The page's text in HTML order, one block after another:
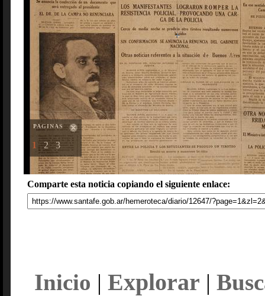
PAGINAS
1 2 3
Comparte esta noticia copiando el siguiente enlace:
Inicio | Explorar |